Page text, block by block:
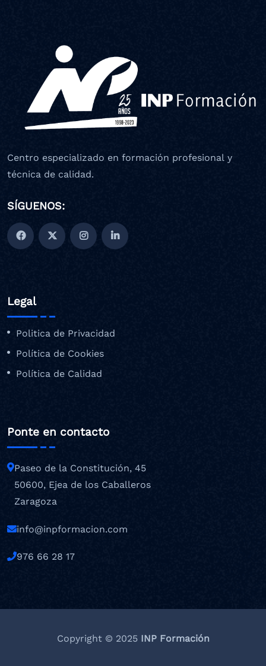
Centro especializado en formación profesional y
técnica de calidad.
SÍGUENOS:
Legal
Politica de Privacidad
Política de Cookies
Política de Calidad
Ponte en contacto
Paseo de la Constitución, 45
50600, Ejea de los Caballeros
Zaragoza
info@inpformacion.com
976 66 28 17
Copyright © 2025INP Formación